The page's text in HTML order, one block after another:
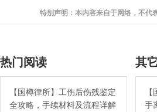
特别声明：本内容来自于网络，不代
热门阅读
【国樽律所】工伤后伤残鉴定
全攻略，手续材料及流程详解
其
手